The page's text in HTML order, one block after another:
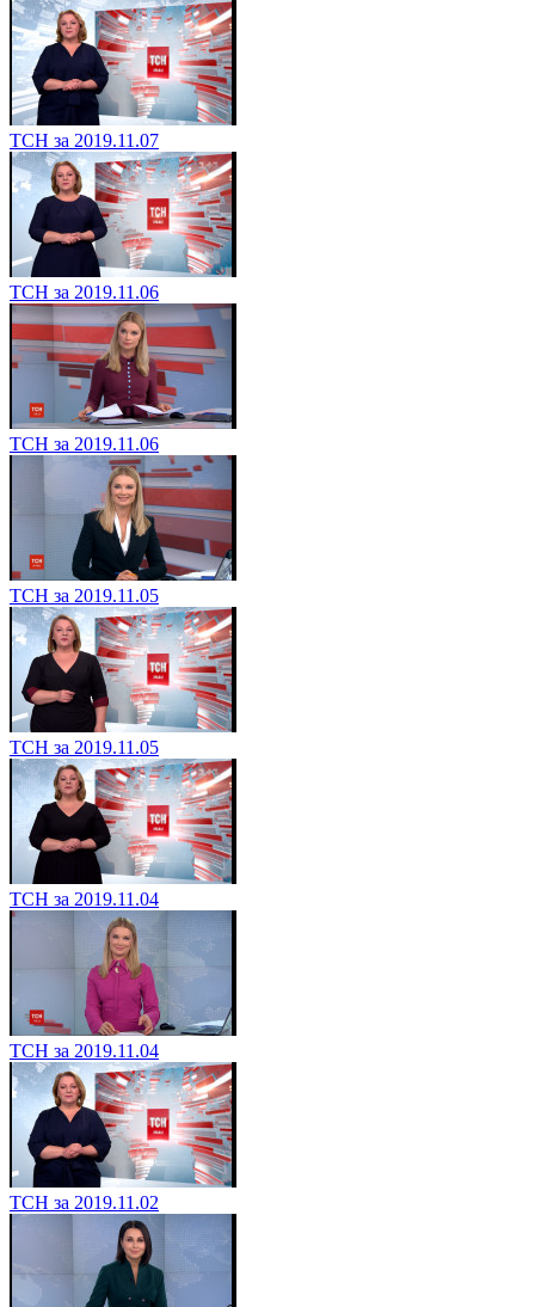
ТСН за 2019.11.07
ТСН за 2019.11.06
ТСН за 2019.11.06
ТСН за 2019.11.05
ТСН за 2019.11.05
ТСН за 2019.11.04
ТСН за 2019.11.04
ТСН за 2019.11.02